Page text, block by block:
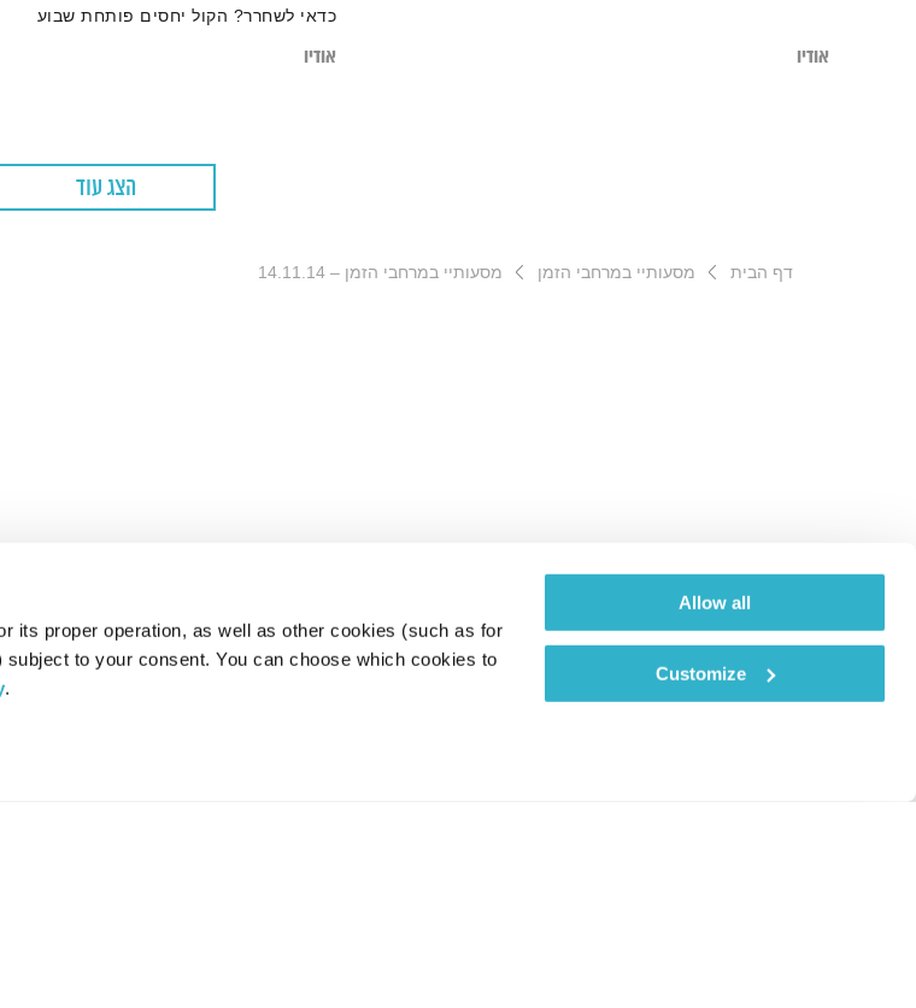
its proper operation, as well as other cookies (such as for
to your consent. You can choose which cookies to
.
Allow all
Customize
אודיו
כדאי לשחרר? הקול יחסים פותחת שבוע
אודיו
הצג עוד
דף הבית מסעותיי במרחבי הזמן מסעותיי במרחבי הזמן – 14.11.14